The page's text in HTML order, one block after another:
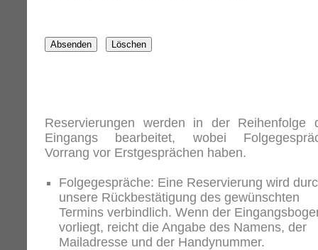
Reservierungen werden in der Reihenfolge
Eingangs bearbeitet, wobei
Vorrang vor Erstgesprächen haben.
Folgegespräche: Eine Reservierung wird
unsere Rückbestätigung des gewünschten
Termins verbindlich. Wenn der
vorliegt, reicht die Angabe des Namens, der
Mailadresse und der Handynummer.